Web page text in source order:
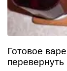
Готовое
перевернуть